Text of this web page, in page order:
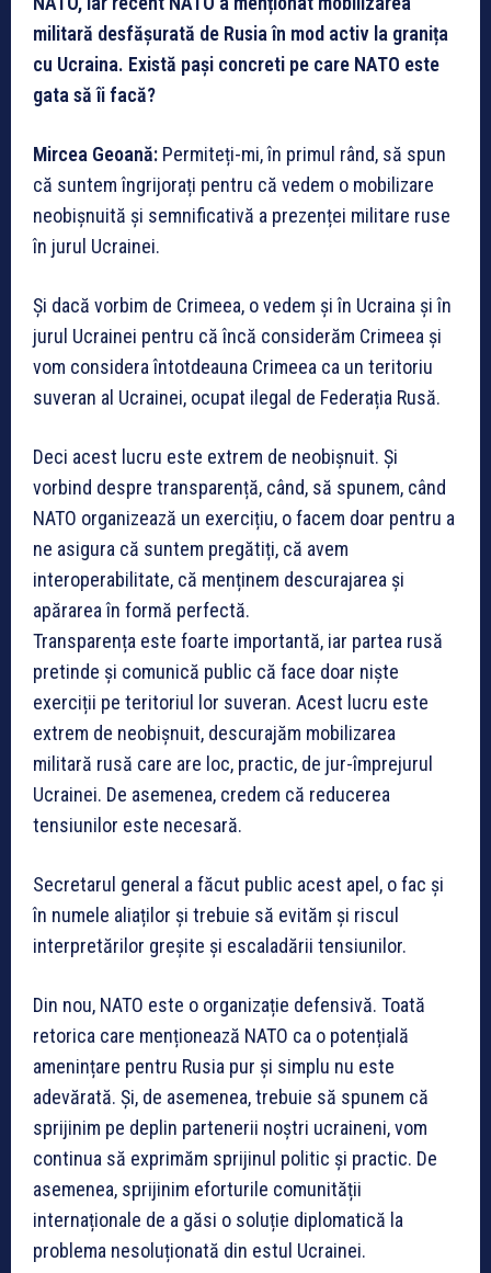
militară desfășurată de Rusia în mod activ la granița
cu Ucraina. Există pași concreti pe care NATO este
gata să îi facă?
Mircea Geoană: Permiteți-mi, în primul rând, să spun
că suntem îngrijorați pentru că vedem o mobilizare
neobișnuită și semnificativă a prezenței militare ruse
în jurul Ucrainei.
Și dacă vorbim de Crimeea, o vedem și în Ucraina și în
jurul Ucrainei pentru că încă considerăm Crimeea și
vom considera întotdeauna Crimeea ca un teritoriu
suveran al Ucrainei, ocupat ilegal de Federația Rusă.
Deci acest lucru este extrem de neobișnuit. Și
vorbind despre transparență, când, să spunem, când
NATO organizează un exercițiu, o facem doar pentru a
ne asigura că suntem pregătiți, că avem
interoperabilitate, că menținem descurajarea și
apărarea în formă perfectă.
Transparența este foarte importantă, iar partea rusă
pretinde și comunică public că face doar niște
exerciții pe teritoriul lor suveran. Acest lucru este
extrem de neobișnuit, descurajăm mobilizarea
militară rusă care are loc, practic, de jur-împrejurul
Ucrainei. De asemenea, credem că reducerea
tensiunilor este necesară.
Secretarul general a făcut public acest apel, o fac și
în numele aliaților și trebuie să evităm și riscul
interpretărilor greșite și escaladării tensiunilor.
Din nou, NATO este o organizație defensivă. Toată
retorica care menționează NATO ca o potențială
amenințare pentru Rusia pur și simplu nu este
adevărată. Și, de asemenea, trebuie să spunem că
sprijinim pe deplin partenerii noștri ucraineni, vom
continua să exprimăm sprijinul politic și practic. De
asemenea, sprijinim eforturile comunității
internaționale de a găsi o soluție diplomatică la
problema nesoluționată din estul Ucrainei.